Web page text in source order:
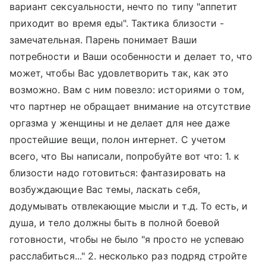
вариант сексуальности, нечто по типу "аппетит
приходит во время еды". Тактика близости -
замечательная. Парень понимает Ваши
потребности и Ваши особенности и делает то, что
может, чтобы Вас удовлетворить так, как это
возможно. Вам с ним повезло: историями о том,
что партнер не обращает внимание на отсутствие
оргазма у женщины и не делает для нее даже
простейшие вещи, полон интернет. С учетом
всего, что Вы написали, попробуйте вот что: 1. к
близости надо готовиться: фантазировать на
возбуждающие Вас темы, ласкать себя,
додумывать отвлекающие мысли и т.д. То есть, и
душа, и тело должны быть в полной боевой
готовности, чтобы не было "я просто не успеваю
расслабиться..." 2. несколько раз подряд стройте